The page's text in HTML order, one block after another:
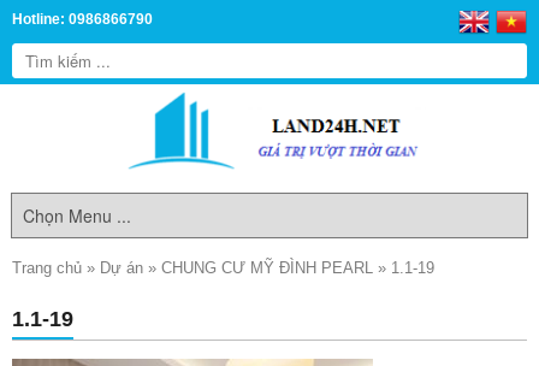
Hotline: 0986866790
Trang chủ » Dự án » CHUNG CƯ MỸ ĐÌNH PEARL » 1.1-19
1.1-19